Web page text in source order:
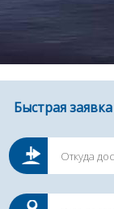
Быстрая заявка